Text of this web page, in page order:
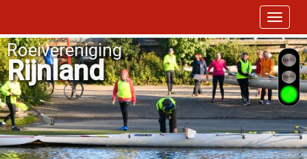
Toggle
Roeivereniging
Rijnland